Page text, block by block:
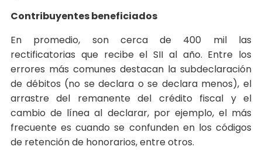
Contribuyentes beneficiados
En promedio, son cerca de 400 mil las
rectificatorias que recibe el SII al año. Entre los
errores más comunes destacan la subdeclaración
de débitos (no se declara o se declara menos), el
arrastre del remanente del crédito fiscal y el
cambio de línea al declarar, por ejemplo, el más
frecuente es cuando se confunden en los códigos
de retención de honorarios, entre otros.